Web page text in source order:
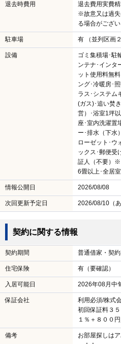
退去時費用
退去費用実費
※故意又は過失
る場合がござい
駐車場 有 （並列区画２
設備
ゴミ集積場･駐
ンテナ･インタ
ット使用料無
ング･冷暖房･
ラス･システム
(ガス)･追い焚
営）･浴室1坪
座･室内洗濯置
ー･排水（下水
ローゼット･ウ
ックス･郵便受
証人（不要）※
6畳以上･全居
情報公開日 2026/08/08
次回更新予定日 2026/08/10（
契約に関する情報
契約期間 普通借家・契
住宅保険 有（要確認）
入居可能日 2026年08月中
保証会社
利用必須/株式
初回保証料３
１％＋８００
備考
お部屋探しは